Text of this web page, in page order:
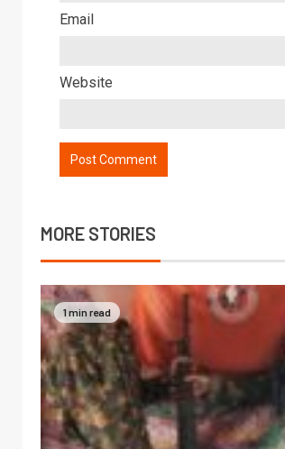
Email
Website
MORE STORIES
1 min read